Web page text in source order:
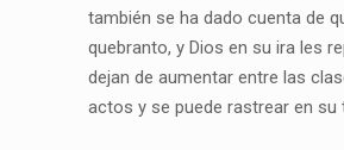
también se ha dado cuenta de
quebranto, y Dios en su ira les
dejan de aumentar entre las
actos y se puede rastrear en